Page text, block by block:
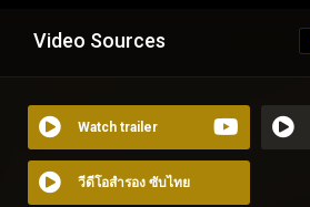
Video Sources
Watch trailer
วีดีโอสำรอง ซับไทย